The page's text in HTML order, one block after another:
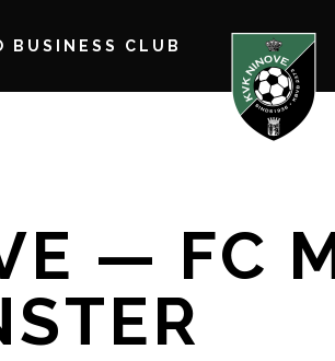
BUSINESS CLUB
— FC